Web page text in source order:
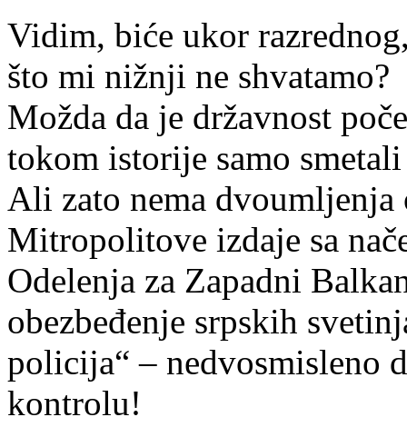
Vidim, biće ukor
što mi nižnji ne shvatamo?
Možda da je državnost
tokom istorije samo
Ali zato nema
Mitropolitove izdaje sa
Odelenja za Zapadni
obezbeđenje srpskih
policija“ – nedvosmisleno
kontrolu!